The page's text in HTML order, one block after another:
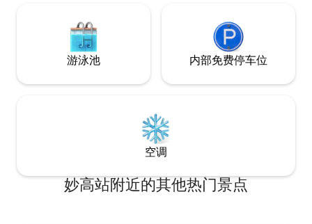
明石站提供免费接送。可提供其他接送服
务和观光接送服务，费用为2,000至8,000
元人民币（往返），单程2小时内。如果人
数超过5人，请提前咨询，以便安排租车。
下半段旅行时入住，或适合情侣/夫妻和小
钟车程。 请提前确认 入口位于二楼，您需
要从公路上爬楼梯
情。 房源被大自
果您不喜欢昆虫，
游泳池 内部免费停车位
空调
妙高站附近的其他热门景点